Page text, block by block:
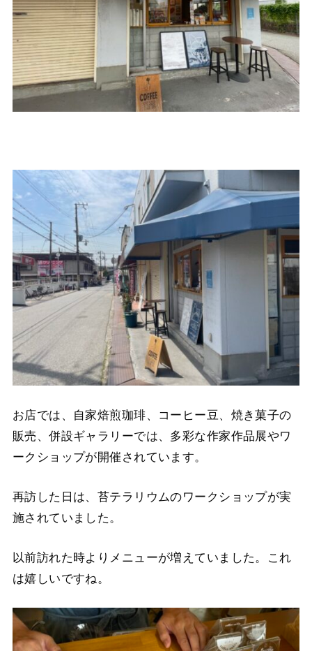
お店では、自家焙煎珈琲、コーヒー豆、焼き菓子の
販売、併設ギャラリーでは、多彩な作家作品展やワ
ークショップが開催されています。
再訪した日は、苔テラリウムのワークショップが実
施されていました。
以前訪れた時よりメニューが増えていました。これ
は嬉しいですね。